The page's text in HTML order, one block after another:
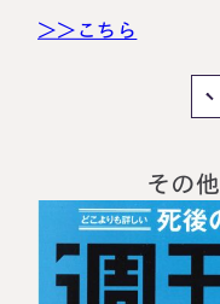
選ばれる理由
相続について学ぶ
＞＞こちら
その